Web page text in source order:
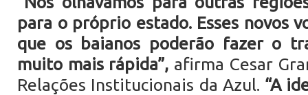
para o próprio estado. Esses novos
que os baianos poderão fazer o
muito mais rápida”, afirma Cesar
Relações Institucionais da Azul. “A